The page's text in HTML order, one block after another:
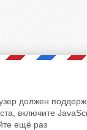
должен
включите
ещё раз